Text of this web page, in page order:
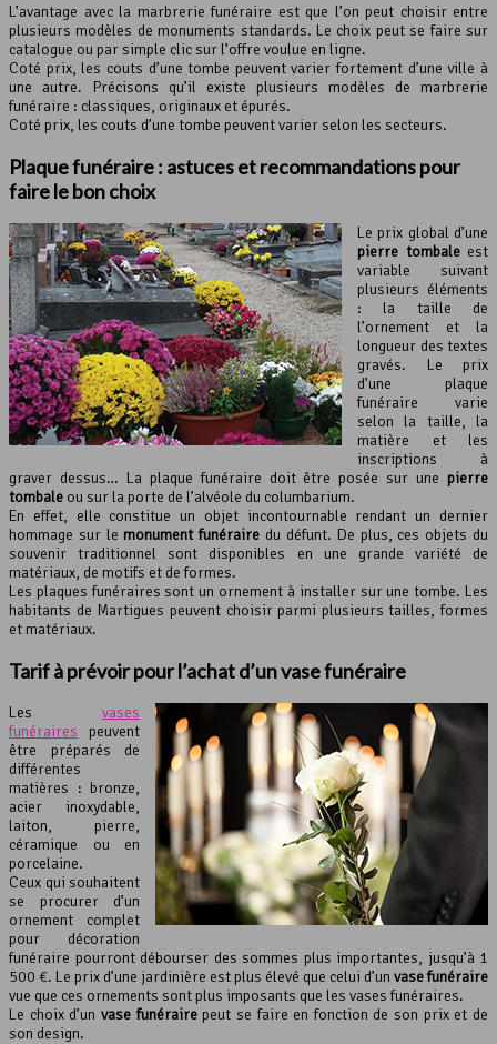
L’avantage avec la marbrerie funéraire est que l’on peut choisir entre
plusieurs modèles de monuments standards. Le choix peut se faire sur
catalogue ou par simple clic sur l’offre voulue en ligne.
Coté prix, les couts d’une tombe peuvent varier fortement d’une ville à
une autre. Précisons qu’il existe plusieurs modèles de marbrerie
funéraire : classiques, originaux et épurés.
Coté prix, les couts d’une tombe peuvent varier selon les secteurs.
Plaque funéraire : astuces et recommandations pour
faire le bon choix
Le prix global d’une
pierre tombaleest
variable suivant
plusieurs éléments
: la taille de
l’ornement et la
longueur des textes
gravés. Le prix
d’une plaque
funéraire varie
selon la taille, la
matière et les
inscriptions à
graver dessus… La plaque funéraire doit être posée sur une pierre
tombale ou sur la porte de l’alvéole du columbarium.
En effet, elle constitue un objet incontournable rendant un dernier
hommage sur le monument funéraire du défunt. De plus, ces objets du
souvenir traditionnel sont disponibles en une grande variété de
matériaux, de motifs et de formes.
Les plaques funéraires sont un ornement à installer sur une tombe. Les
habitants de Martigues peuvent choisir parmi plusieurs tailles, formes
et matériaux.
Tarif à prévoir pour l’achat d’unvase funéraire
Les vases
funéraires peuvent
être préparés de
différentes
matières : bronze,
acier inoxydable,
laiton, pierre,
céramique ou en
porcelaine.
Ceux qui souhaitent
se procurer d’un
ornement complet
pour décoration
funéraire pourront débourser des sommes plus importantes, jusqu’à 1
500 €. Le prix d’une jardinière est plus élevé que celui d’un vase funéraire
vue que ces ornements sont plus imposants que les vases funéraires.
Le choix d’un vase funérairepeut se faire en fonction de son prix et de
son design.